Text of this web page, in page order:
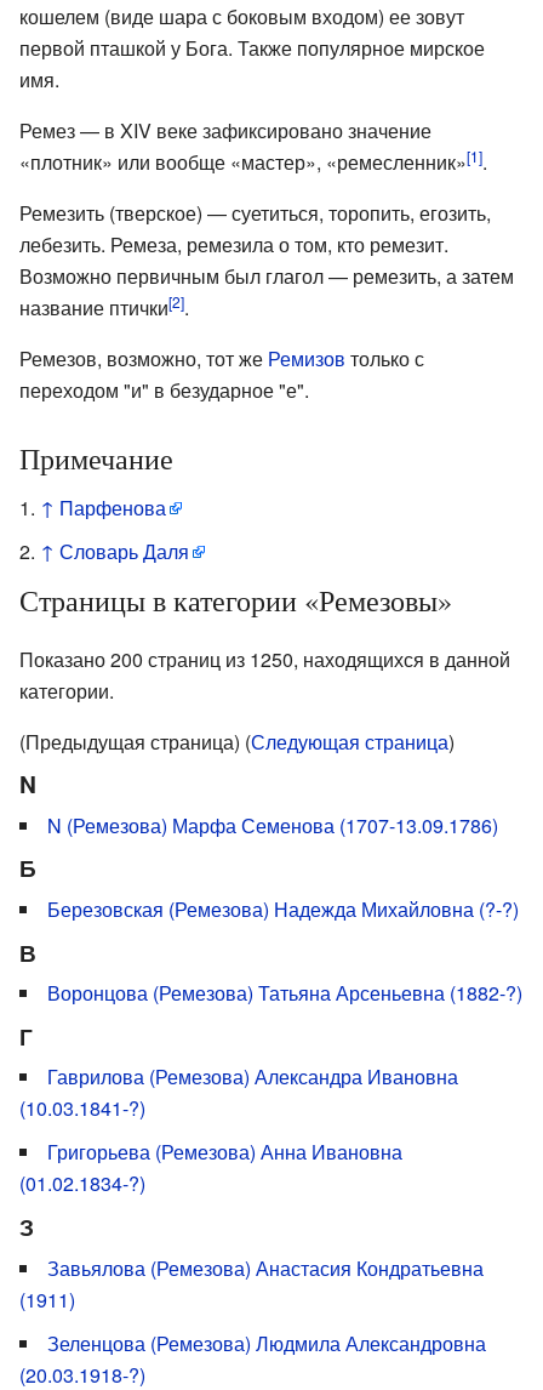
кошелем (виде шара с боковым входом) ее зовут
первой пташкой у Бога. Также популярное мирское
имя.
Ремез — в XIV веке зафиксировано значение
«плотник» или вообще «мастер», «ремесленник»[1].
Ремезить (тверское) — суетиться, торопить, егозить,
лебезить. Ремеза, ремезила о том, кто ремезит.
Возможно первичным был глагол — ремезить, а затем
название птички[2].
Ремезов, возможно, тот же Ремизов только с
переходом "и" в безударное "е".
Примечание
↑ Парфенова
↑ Словарь Даля
Страницы в категории «Ремезовы»
Показано 200 страниц из 1250, находящихся в данной
категории.
(Предыдущая страница) (Следующая страница)
N
N (Ремезова) Марфа Семенова (1707-13.09.1786)
Б
Березовская (Ремезова) Надежда Михайловна (?-?)
В
Воронцова (Ремезова) Татьяна Арсеньевна (1882-?)
Г
Гаврилова (Ремезова) Александра Ивановна
(10.03.1841-?)
Григорьева (Ремезова) Анна Ивановна
(01.02.1834-?)
З
Завьялова (Ремезова) Анастасия Кондратьевна
(1911)
Зеленцова (Ремезова) Людмила Александровна
(20.03.1918-?)